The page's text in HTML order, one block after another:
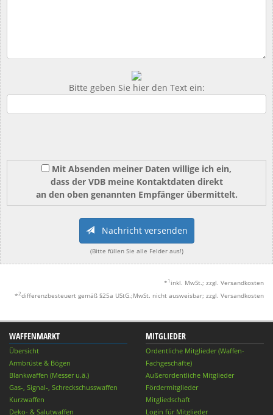
Bitte geben Sie hier den Text ein:
Mit Absenden meiner Daten willige ich ein,
dass der VDB meine Kontaktdaten direkt
an den oben genannten Empfänger übermittelt.
Nachricht versenden
(Bitte füllen Sie alle Felder aus!)
* 1 inkl. MwSt.; zzgl. Versandkosten
*2differenzbesteuert gemäß §25a UStG.;MwSt. nicht ausweisbar; zzgl. Versandkosten
WAFFENMARKT
Übersicht
Armbrüste & Bögen
Blankwaffen (Messer u.ä.)
Gas-, Signal-, Schreckschusswaffen
Kurzwaffen
Deko- & Salutwaffen
MITGLIEDER
Ordentliche Mitglieder (Waffen-
Fachgeschäfte)
Außerordentliche Mitglieder
Fördermitglieder
Mitgliedschaft
Login für Mitglieder